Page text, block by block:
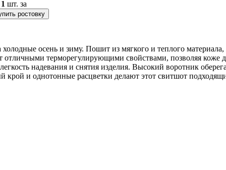
1 шт. за
ростовку
осень и зиму. Пошит из мягкого и теплого
отличными терморегулирующими свойствами, позволяя коже
надевания и снятия изделия. Высокий воротник
крой и однотонные расцветки делают этот свитшот